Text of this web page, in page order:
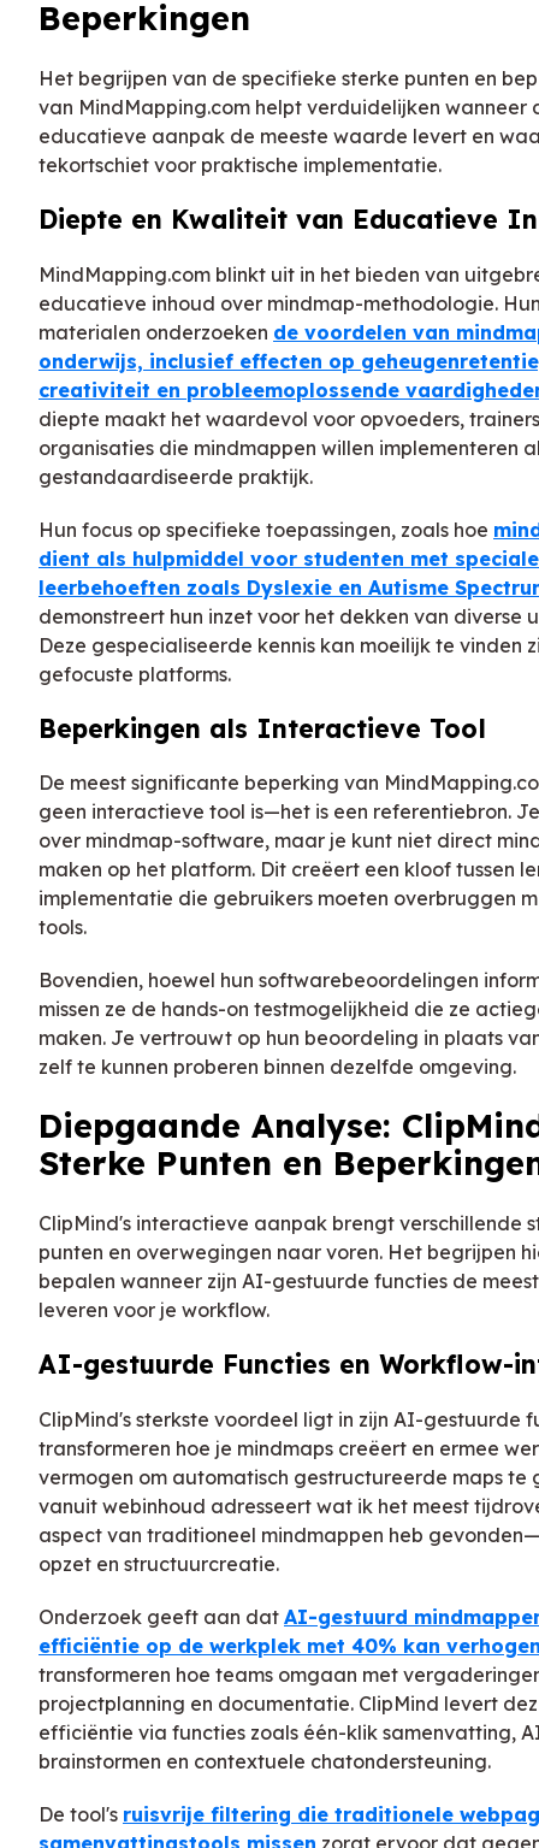
Beperkingen
Het begrijpen van de specifieke sterke punten en
van MindMapping.com helpt verduidelijken wanneer
educatieve aanpak de meeste waarde levert en
tekortschiet voor praktische implementatie.
Diepte en Kwaliteit van Educatieve
MindMapping.com blinkt uit in het bieden van
educatieve inhoud over mindmap-methodologie.
materialen onderzoeken de voordelen van
onderwijs, inclusief effecten op
creativiteit en probleemoplossende
diepte maakt het waardevol voor opvoeders,
organisaties die mindmappen willen implementeren
gestandaardiseerde praktijk.
Hun focus op specifieke toepassingen, zoals hoe
dient als hulpmiddel voor studenten met speciale
leerbehoeften zoals Dyslexie en Autisme
demonstreert hun inzet voor het dekken van diverse
Deze gespecialiseerde kennis kan moeilijk te vinden
gefocuste platforms.
Beperkingen als Interactieve Tool
De meest significante beperking van
geen interactieve tool is—het is een referentiebron.
over mindmap-software, maar je kunt niet direct
maken op het platform. Dit creëert een kloof tussen
implementatie die gebruikers moeten overbruggen
tools.
Bovendien, hoewel hun softwarebeoordelingen
missen ze de hands-on testmogelijkheid die ze
maken. Je vertrouwt op hun beoordeling in plaats
zelf te kunnen proberen binnen dezelfde omgeving.
Diepgaande Analyse:
Sterke Punten en
ClipMind's interactieve aanpak brengt verschillende
punten en overwegingen naar voren. Het begrijpen
bepalen wanneer zijn AI-gestuurde functies de
leveren voor je workflow.
AI-gestuurde Functies en Workflow-
ClipMind's sterkste voordeel ligt in zijn AI-gestuurde
transformeren hoe je mindmaps creëert en ermee
vermogen om automatisch gestructureerde maps te
vanuit webinhoud adresseert wat ik het meest
aspect van traditioneel mindmappen heb
opzet en structuurcreatie.
Onderzoek geeft aan dat AI-gestuurd
efficiëntie op de werkplek met 40% kan
transformeren hoe teams omgaan met
projectplanning en documentatie. ClipMind levert
efficiëntie via functies zoals één-klik samenvatting,
brainstormen en contextuele chatondersteuning.
De tool's ruisvrije filtering die traditionele
samenvattingstools missen zorgt ervoor dat